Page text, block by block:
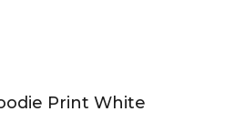
Print White